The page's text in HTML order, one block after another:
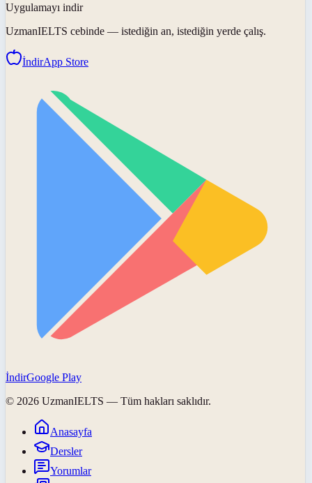
Uygulamayı indir
UzmanIELTS cebinde — istediğin an, istediğin yerde çalış.
İndirApp Store
İndirGoogle Play
© 2026 UzmanIELTS — Tüm hakları saklıdır.
Anasayfa
Dersler
Yorumlar